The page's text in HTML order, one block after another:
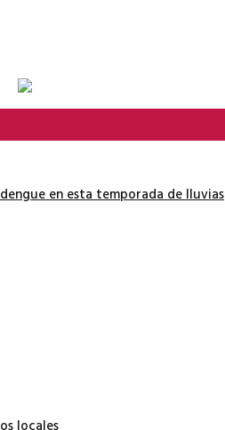
en esta temporada de lluvias